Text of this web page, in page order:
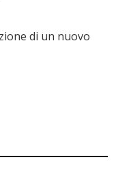
di un nuovo